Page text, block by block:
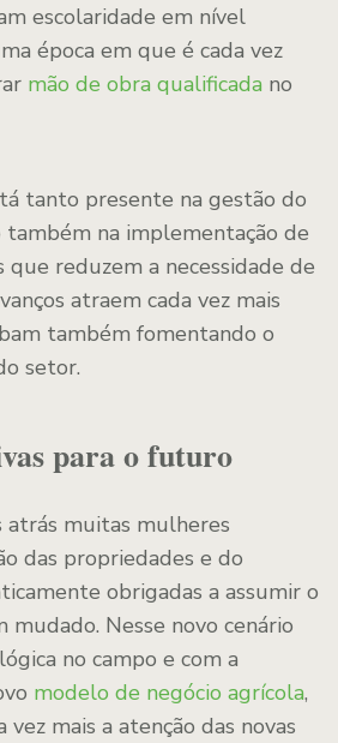
escolaridade em nível
época em que é cada vez
mão de obra qualificada no
tanto presente na gestão do
também na implementação de
que reduzem a necessidade de
atraem cada vez mais
também fomentando o
setor.
para o futuro
atrás muitas mulheres
das propriedades e do
obrigadas a assumir o
mudado. Nesse novo cenário
no campo e com a
modelo de negócio agrícola,
vez mais a atenção das novas